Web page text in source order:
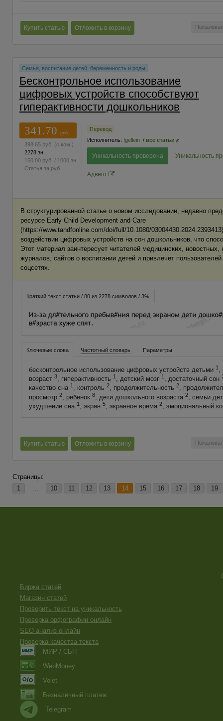
Купить статью Отложить в корзину
Семья, воспитание детей, беременность и роды
Бесконтрольное использование
цифровых устройств способствуют
гиперактивности дошкольников
341.70
руб.
398.65 руб. (с ком.)
2278 зн.
150.00 руб. / 1000 зн.
Статья за руб.
Перевод
Исполнитель: Igellein / все статьи
Уникальность проверена Уникальность
Адвего
В структурированной статье о новом исследовании, недавно
ресурсе Early Child Development and Care
(https://www.tandfonline.com/doi/full/10.1080/
воздействии цифровых устройств на сон дошкольников, что
Этот материал заинтересует читателей медицинских, новостных,
журналов, сайтов о воспитании детей и привлечет
соцсетях.
Краткий текст статьи / 80 из 2278 символов / 3%
Ключевые слова Частотный словарь Параметры
бесконтрольное использование цифровых устройств детьми 1,
возраст 3, гиперактивность 1, детский мозг 1, достаточный сон
качество сна 1 , контроль 2, продолжительность 2,
просмотр 2, ребенок 8, дети дошкольного возраста 2, семьи
ухудшение сна 1, экран 5, экранное время 2, эмоциональный
Купить статью Отложить в корзину
Страницы:
1
... 10 11 12 13 14 15 16 17 18 19
Биржа статей
Магазин статей
Проверить текст на уникальность
Проверка орфографии онлайн
SEO анализ онлайн
Проверка качества текста
МИР / СБП
WebMoney
Volet
Безналичный платеж
Telegram